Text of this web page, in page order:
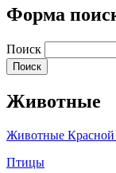
Форма
Поиск
Животные
Животные Красной
Птицы